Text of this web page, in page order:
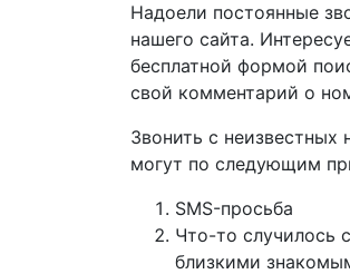
Надоели постоянные
нашего сайта.
бесплатной формой
свой комментарий о
Звонить с
могут по следующим
SMS-просьба
Что-то случилось
близкими